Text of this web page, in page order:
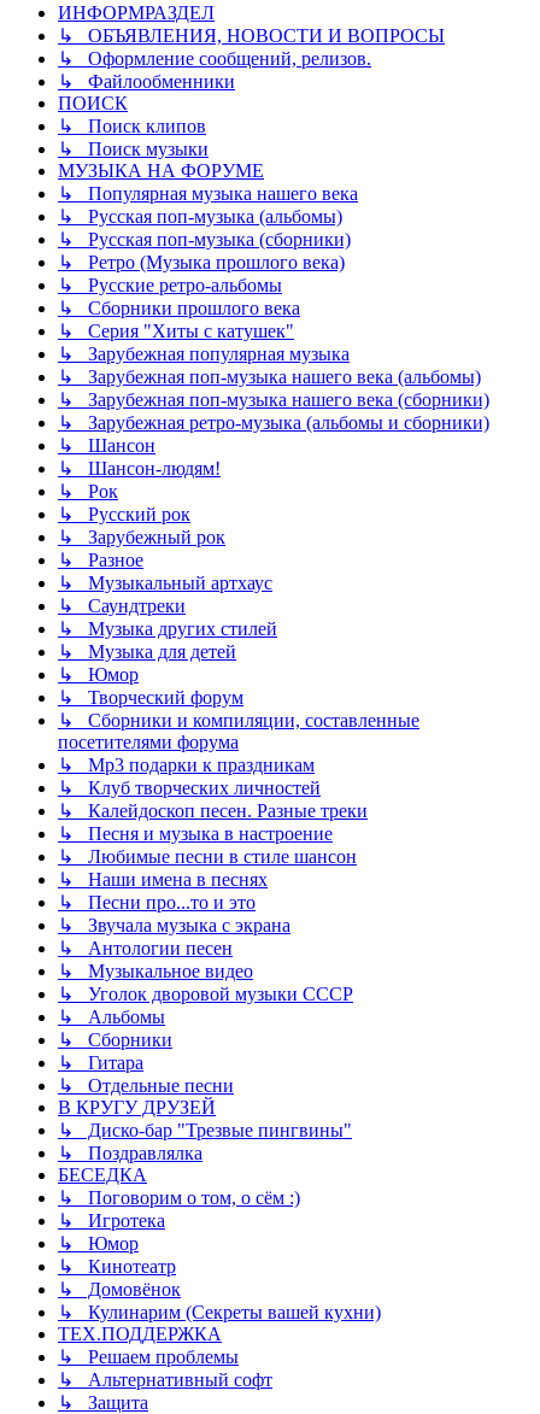
ИНФОРМРАЗДЕЛ
↳ ОБЪЯВЛЕНИЯ, НОВОСТИ И ВОПРОСЫ
↳ Оформление сообщений, релизов.
↳ Файлообменники
ПОИСК
↳ Поиск клипов
↳ Поиск музыки
МУЗЫКА НА ФОРУМЕ
↳ Популярная музыка нашего века
↳ Русская поп-музыка (альбомы)
↳ Русская поп-музыка (сборники)
↳ Ретро (Музыка прошлого века)
↳ Русские ретро-альбомы
↳ Сборники прошлого века
↳ Серия "Хиты с катушек"
↳ Зарубежная популярная музыка
↳ Зарубежная поп-музыка нашего века (альбомы)
↳ Зарубежная поп-музыка нашего века (сборники)
↳ Зарубежная ретро-музыка (альбомы и сборники)
↳ Шансон
↳ Шансон-людям!
↳ Рок
↳ Русский рок
↳ Зарубежный рок
↳ Разное
↳ Музыкальный артхаус
↳ Саундтреки
↳ Музыка других стилей
↳ Музыка для детей
↳ Юмор
↳ Творческий форум
↳ Сборники и компиляции, составленные
посетителями форума
↳ Mp3 подарки к праздникам
↳ Клуб творческих личностей
↳ Калейдоскоп песен. Разные треки
↳ Песня и музыка в настроение
↳ Любимые песни в стиле шансон
↳ Наши имена в песнях
↳ Песни про...то и это
↳ Звучала музыка с экрана
↳ Антологии песен
↳ Музыкальное видео
↳ Уголок дворовой музыки СССР
↳ Альбомы
↳ Сборники
↳ Гитара
↳ Отдельные песни
В КРУГУ ДРУЗЕЙ
↳ Диско-бар "Трезвые пингвины"
↳ Поздравлялка
БЕСЕДКА
↳ Поговорим о том, о сём :)
↳ Игротека
↳ Юмор
↳ Кинотеатр
↳ Домовёнок
↳ Кулинарим (Секреты вашей кухни)
ТЕХ.ПОДДЕРЖКА
↳ Решаем проблемы
↳ Альтернативный софт
↳ Защита